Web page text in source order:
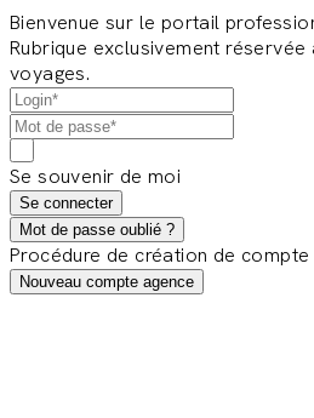
Bienvenue sur le portail
Rubrique exclusivement réservée
voyages.
Se souvenir de moi
Se connecter
Mot de passe oublié ?
Procédure de création de compte
Nouveau compte agence